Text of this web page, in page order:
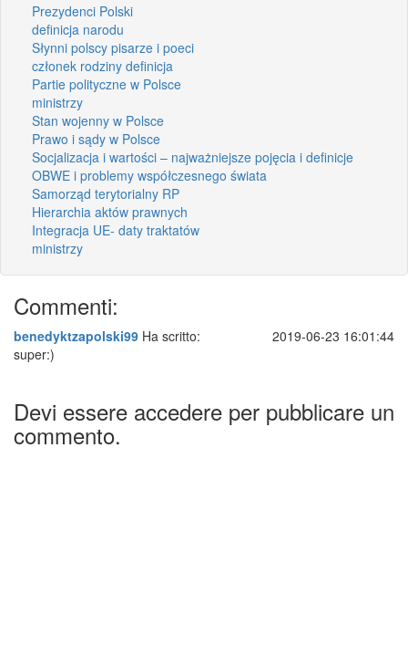
Prezydenci Polski
definicja narodu
Słynni polscy pisarze i poeci
członek rodziny definicja
Partie polityczne w Polsce
ministrzy
Stan wojenny w Polsce
Prawo i sądy w Polsce
Socjalizacja i wartości – najważniejsze pojęcia i definicje
OBWE i problemy współczesnego świata
Samorząd terytorialny RP
Hierarchia aktów prawnych
Integracja UE- daty traktatów
ministrzy
Commenti:
benedyktzapolski99 Ha scritto:
2019-06-23 16:01:44
super:)
Devi essere accedere per pubblicare un
commento.